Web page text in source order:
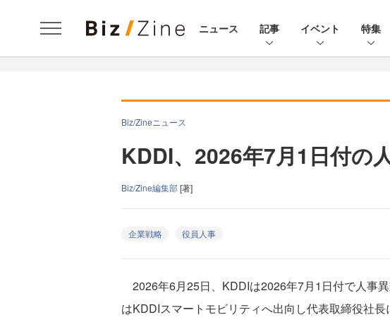
ニュース 記事 イベント 特集
Biz/Zineニュース
KDDI、2026年7月1日付の
Biz/Zine編集部[著]
企業戦略 役員人事
2026年6月25日、KDDIは2026年7月1日付で人事
はKDDIスマートモビリティへ出向し代表取締役社